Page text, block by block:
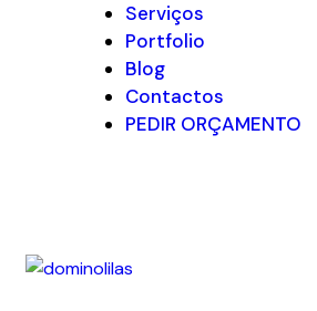
Serviços
Portfolio
Blog
Contactos
PEDIR ORÇAMENTO